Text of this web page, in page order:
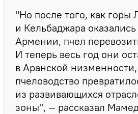
"Но после того, как горы
и Кельбаджара
Армении, пчел
И теперь весь год они
в Аранской
пчеловодство
из развивающихся
зоны", — рассказал